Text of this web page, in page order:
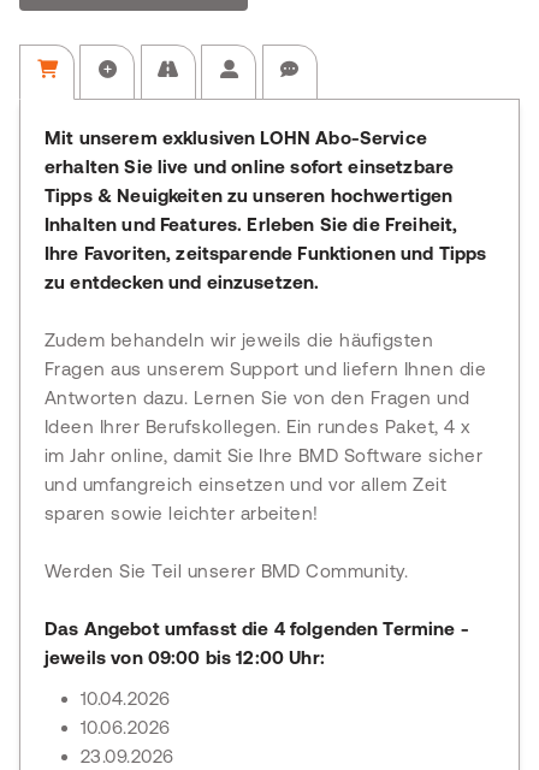
Mit unserem exklusiven LOHN Abo-Service
erhalten Sie live und online sofort einsetzbare
Tipps & Neuigkeiten zu unseren hochwertigen
Inhalten und Features. Erleben Sie die Freiheit,
Ihre Favoriten, zeitsparende Funktionen und Tipps
zu entdecken und einzusetzen.
Zudem behandeln wir jeweils die häufigsten
Fragen aus unserem Support und liefern Ihnen die
Antworten dazu. Lernen Sie von den Fragen und
Ideen Ihrer Berufskollegen. Ein rundes Paket, 4 x
im Jahr online, damit Sie Ihre BMD Software sicher
und umfangreich einsetzen und vor allem Zeit
sparen sowie leichter arbeiten!
Werden Sie Teil unserer BMD Community.
Das Angebot umfasst die 4 folgenden Termine -
jeweils von 09:00 bis 12:00 Uhr:
10.04.2026
10.06.2026
23.09.2026